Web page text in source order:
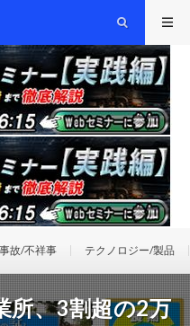
故/不祥事 テクノロジー/製品
所、3割超の2万